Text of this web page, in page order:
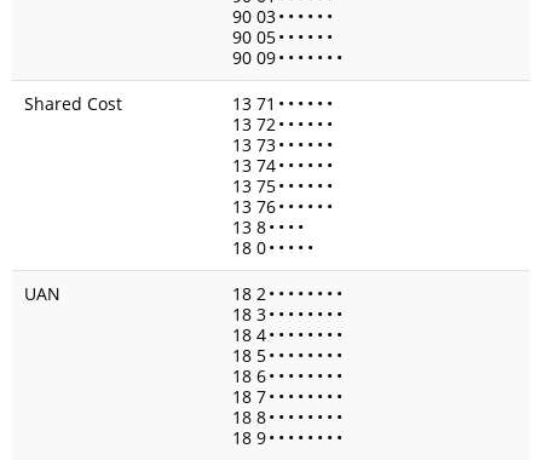
90 03• • • • • •
90 05• • • • • •
90 09• • • • • • •
Shared Cost
13 71 • • • • • •
13 72• • • • • •
13 73• • • • • •
13 74• • • • • •
13 75• • • • • •
13 76• • • • • •
13 8• • • •
18 0• • • • •
UAN
18 2• • • • • • • •
18 3• • • • • • • •
18 4• • • • • • • •
18 5• • • • • • • •
18 6• • • • • • • •
18 7• • • • • • • •
18 8• • • • • • • •
18 9• • • • • • • •